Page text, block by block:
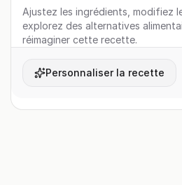
Ajustez les ingrédients, modifiez
explorez des alternatives
réimaginer cette recette.
Personnaliser la recette